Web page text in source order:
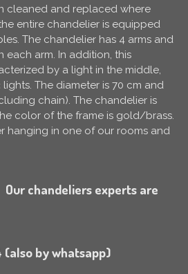
cleaned and replaced where
entire chandelier is equipped
The chandelier has 4 arms and
each arm. In addition, this
by a light in the middle,
The diameter is 70 cm and
chain). The chandelier is
color of the frame is gold/brass.
hanging in one of our rooms and
chandeliers experts are
(also by whatsapp)